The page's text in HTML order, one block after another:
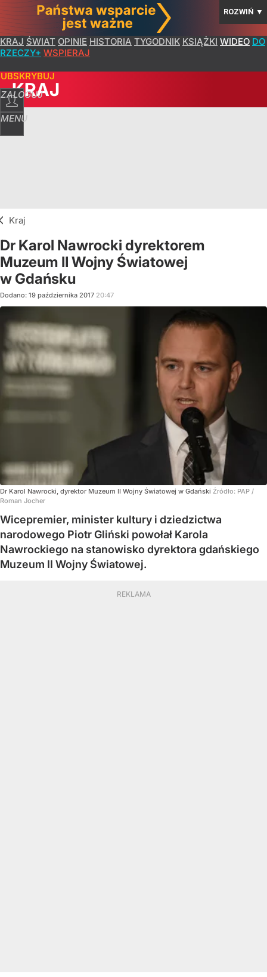
ROZWIŃ ▼
KRAJ ŚWIAT OPINIE HISTORIA TYGODNIK KSIĄŻKI WIDEO DO
RZECZY+ WSPIERAJ
ZALOGUJ
MENU
KRAJ
Kraj
Dr Karol Nawrocki dyrektorem
Muzeum II Wojny Światowej
w Gdańsku
Dodano: 19 października 2017 20:47
Dr Karol Nawrocki, dyrektor Muzeum II Wojny Światowej w Gdański Źródło: PAP /
Roman Jocher
Wicepremier, minister kultury i dziedzictwa
narodowego Piotr Gliński powołał Karola
Nawrockiego na stanowisko dyrektora gdańskiego
Muzeum II Wojny Światowej.